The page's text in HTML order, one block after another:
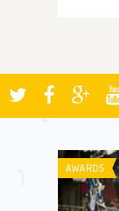
AWARDS